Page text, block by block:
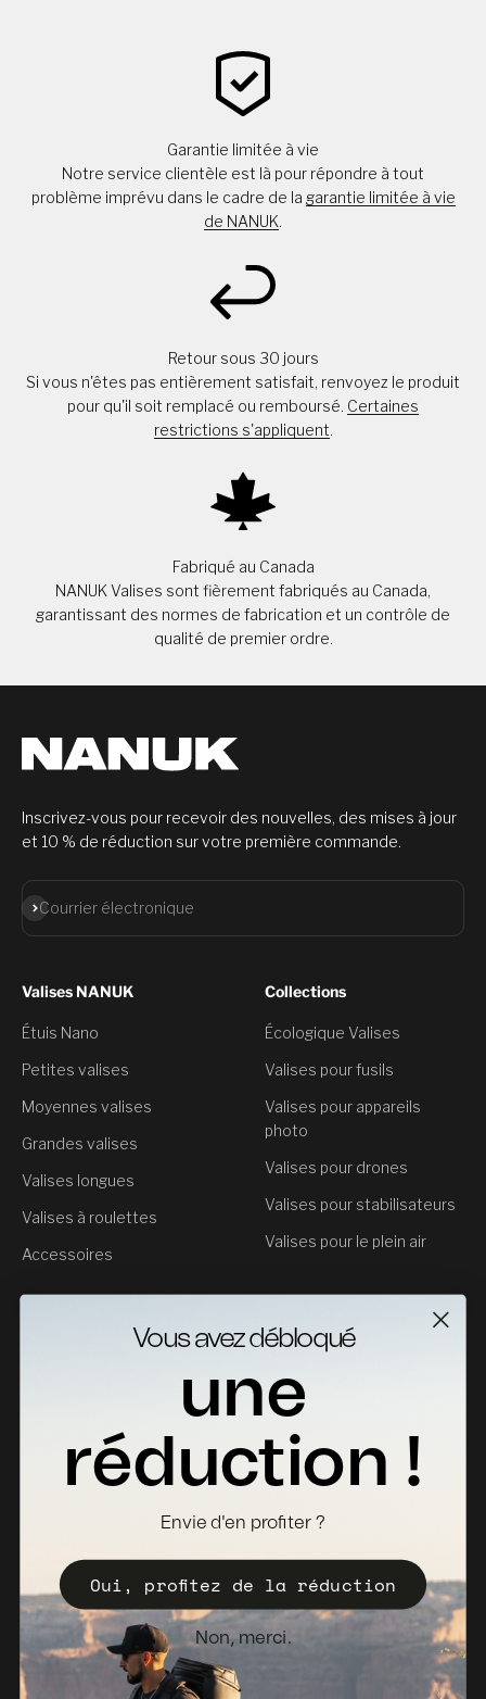
Garantie limitée à vie
Notre service clientèle est là pour répondre à tout
problème imprévu dans le cadre de la garantie limitée à vie
de NANUK.
Retour sous 30 jours
Si vous n'êtes pas entièrement satisfait, renvoyez le produit
pour qu'il soit remplacé ou remboursé. Certaines
restrictions s'appliquent.
Fabriqué au Canada
NANUK Valises sont fièrement fabriqués au Canada,
garantissant des normes de fabrication et un contrôle de
qualité de premier ordre.
Inscrivez-vous pour recevoir des nouvelles, des mises à jour
et 10 % de réduction sur votre première commande.
Courrier électronique
S'abonner
Valises NANUK
Étuis Nano
Petites valises
Moyennes valises
Grandes valises
Valises longues
Valises à roulettes
Accessoires
Collections
Écologique Valises
Valises pour fusils
Valises pour appareils
photo
Valises pour drones
Valises pour stabilisateurs
Valises pour le plein air
Fiches Techniques
Où acheter
Politique de vente
Bulletin d'information
Vous avez débloqué
une
réduction !
Envie d'en profiter ?
Oui, profitez de la réduction
Non, merci.